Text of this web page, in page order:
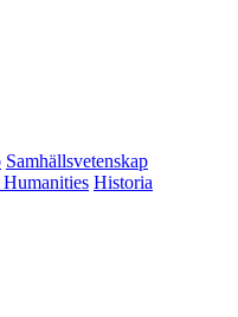
Samhällsvetenskap
Historia